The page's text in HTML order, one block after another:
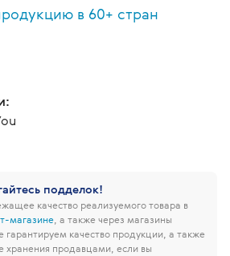
в 60+ стран
подделок!
качество реализуемого товара в
магазине , а также через магазины
гарантируем качество продукции, а также
хранения продавцами, если вы